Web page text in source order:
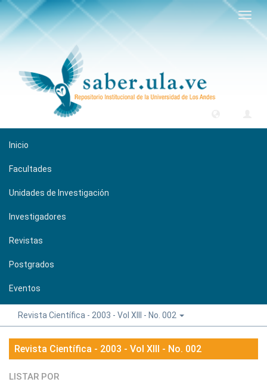
Inicio
Facultades
Unidades de Investigación
Investigadores
Revistas
Postgrados
Eventos
Revista Científica - 2003 - Vol XIII - No. 002
Revista Científica - 2003 - Vol XIII - No. 002
LISTAR POR